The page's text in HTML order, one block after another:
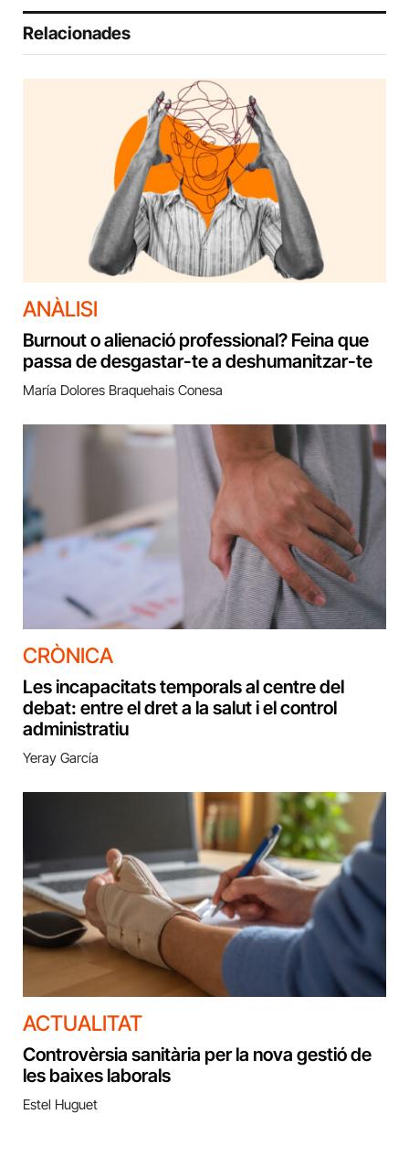
Relacionades
ANÀLISI
Burnout o alienació professional? Feina que
passa de desgastar-te a deshumanitzar-te
María Dolores Braquehais Conesa
CRÒNICA
Les incapacitats temporals al centre del
debat: entre el dret a la salut i el control
administratiu
Yeray García
ACTUALITAT
Controvèrsia sanitària per la nova gestió de
les baixes laborals
Estel Huguet